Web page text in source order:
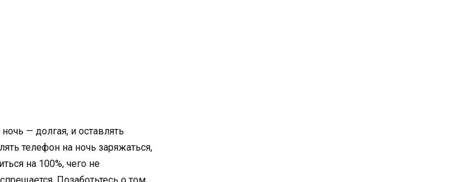
ночь — долгая, и оставлять
телефон на ночь заряжаться,
на 100%, чего не